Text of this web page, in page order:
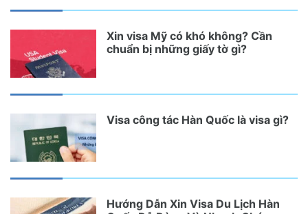
Xin visa Mỹ có khó không? Cần
chuẩn bị những giấy tờ gì?
Visa công tác Hàn Quốc là visa gì?
Hướng Dẫn Xin Visa Du Lịch Hàn